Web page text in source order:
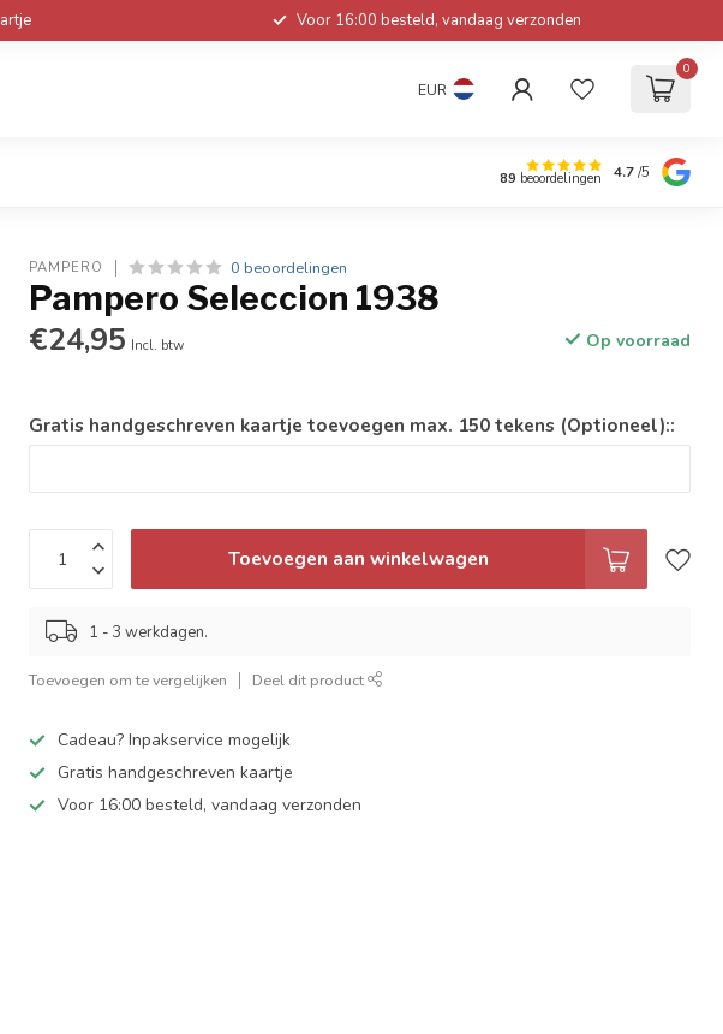
Voor 16:00 besteld, vandaag verzonden
EUR
0
89 beoordelingen 4.7/5
PAMPERO 0 beoordelingen
Pampero Seleccion 1938
€24,95 Incl. btw Op voorraad
Gratis handgeschreven kaartje toevoegen max. 150 tekens (Optioneel)::
Toevoegen aan winkelwagen
1 - 3 werkdagen.
Toevoegen om te vergelijken Deel dit product
Cadeau? Inpakservice mogelijk
Gratis handgeschreven kaartje
Voor 16:00 besteld, vandaag verzonden